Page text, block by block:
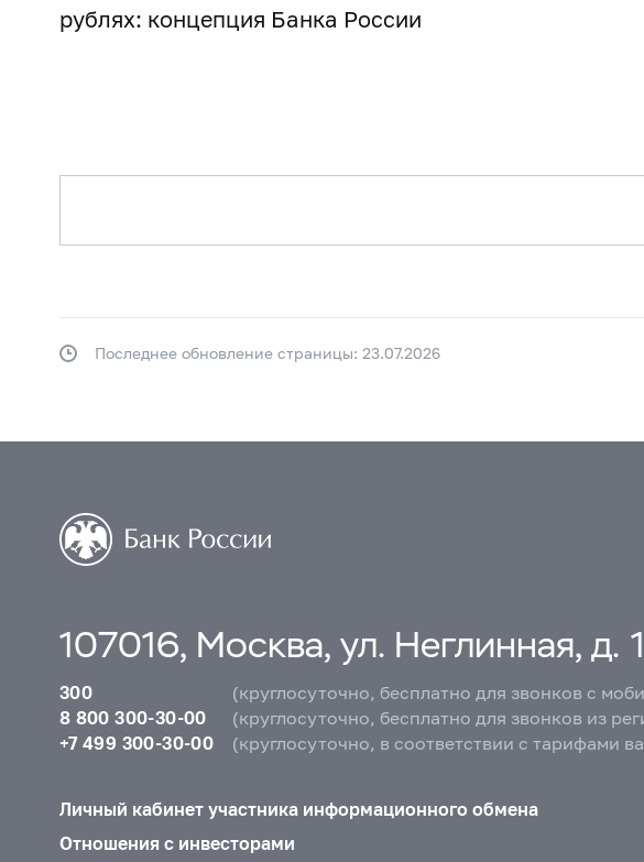
рублях: концепция Банка России
Последнее обновление страницы: 23.07.2026
107016, Москва, ул. Неглинная, д.
300
(круглосуточно, бесплатно для звонков с
8 800 300-30-00
(круглосуточно, бесплатно для звонков из
+7 499 300-30-00
(круглосуточно, в соответствии с тарифами
Личный кабинет участника информационного обмена
Отношения с инвесторами